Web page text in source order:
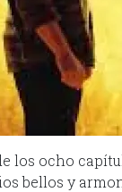
los ocho
bellos y